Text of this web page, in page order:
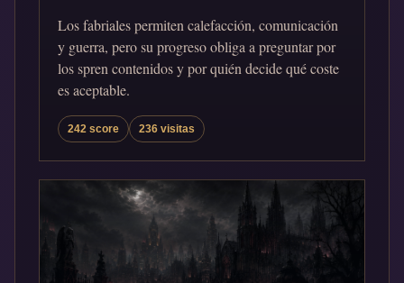
Los fabriales permiten calefacción, comunicación
y guerra, pero su progreso obliga a preguntar por
los spren contenidos y por quién decide qué coste
es aceptable.
242 score 236 visitas